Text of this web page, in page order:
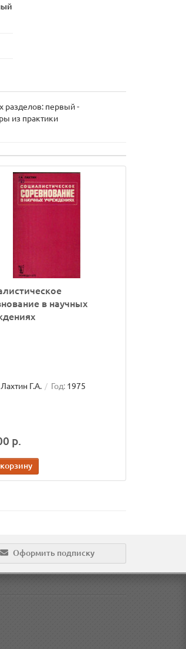
разделов: первый -
из практики
в научных
Лахтин Г.А. Год: 1975
р.
Оформить подписку